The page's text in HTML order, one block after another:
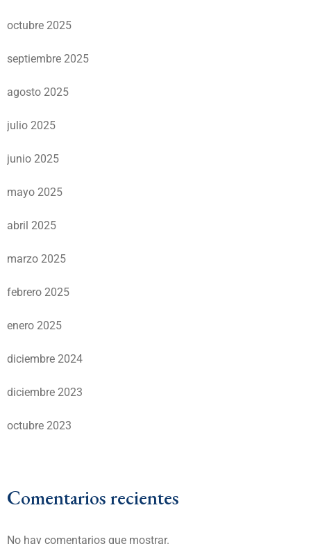
octubre 2025
septiembre 2025
agosto 2025
julio 2025
junio 2025
mayo 2025
abril 2025
marzo 2025
febrero 2025
enero 2025
diciembre 2024
diciembre 2023
octubre 2023
Comentarios recientes
No hay comentarios que mostrar.